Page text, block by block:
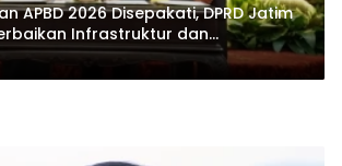
APBD 2026 Disepakati, DPRD Jatim
Infrastruktur dan